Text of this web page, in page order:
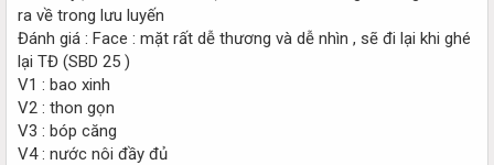
ra về trong lưu luyến
Đánh giá : Face : mặt rất dễ thương và dễ nhìn , sẽ đi lại khi ghé
lại TĐ (SBD 25 )
V1 : bao xinh
V2 : thon gọn
V3 : bóp căng
V4 : nước nôi đầy đủ